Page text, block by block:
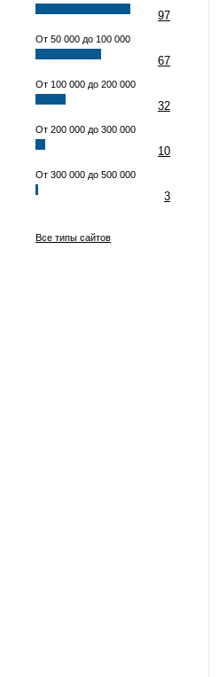
97
От 50 000 до 100 000
67
От 100 000 до 200 000
32
От 200 000 до 300 000
10
От 300 000 до 500 000
3
Все типы сайтов